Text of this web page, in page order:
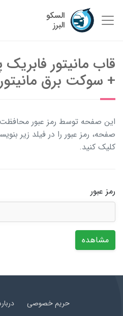
السکو
البرز
قاب مانیتور
+ سوکت برق
این صفحه توسط رمز عبور
صفحه، رمز عبور را در فیلد زیر
کلیک کنید.
رمز عبور
مشاهده
حریم خصوصی